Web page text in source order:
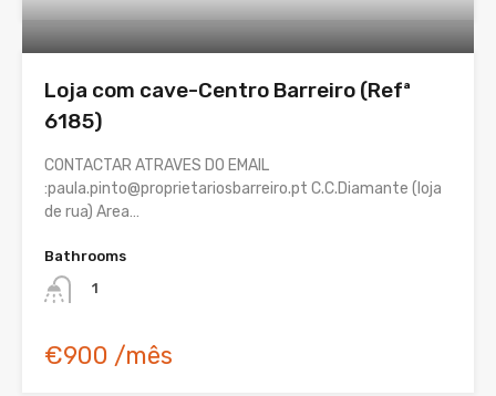
Loja com cave-Centro Barreiro (Refª
6185)
CONTACTAR ATRAVES DO EMAIL
:paula.pinto@proprietariosbarreiro.pt C.C.Diamante (loja
de rua) Area…
Bathrooms
1
€900 /mês